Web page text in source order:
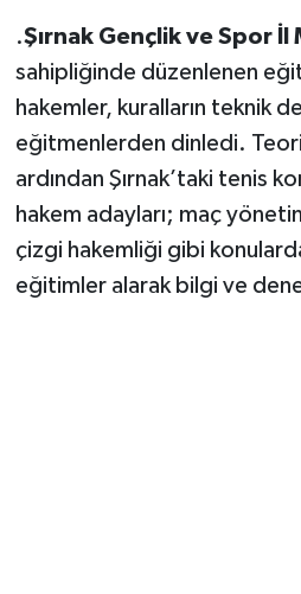
.Şırnak Gençlik ve Spor İl
sahipliğinde düzenlenen
hakemler, kuralların teknik
eğitmenlerden dinledi.
ardından Şırnak’taki tenis
hakem adayları; maç
çizgi hakemliği gibi
eğitimler alarak bilgi ve